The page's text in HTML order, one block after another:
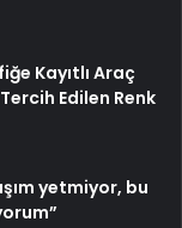
Kayıtlı Araç
Tercih Edilen Renk
yetmiyor, bu